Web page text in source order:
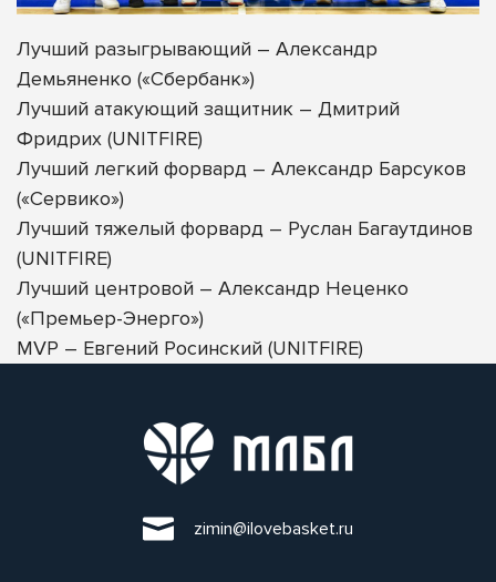
Лучший разыгрывающий – Александр
Демьяненко («Сбербанк»)
Лучший атакующий защитник – Дмитрий
Фридрих (UNITFIRE)
Лучший легкий форвард – Александр Барсуков
(«Сервико»)
Лучший тяжелый форвард – Руслан Багаутдинов
(UNITFIRE)
Лучший центровой – Александр Неценко
(«Премьер-Энерго»)
MVP – Евгений Росинский (UNITFIRE)
zimin@ilovebasket.ru